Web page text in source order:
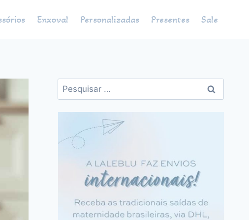
Enxoval Personalizadas Presentes Sale
Pesquisar
por: